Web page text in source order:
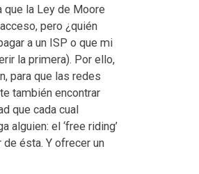
la Ley de Moore
pero ¿quién
a un ISP o que mi
la primera). Por ello,
para que las redes
también encontrar
que cada cual
alguien: el ‘free riding’
ésta. Y ofrecer un